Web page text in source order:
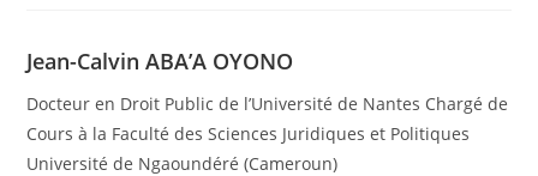
Jean-Calvin ABA’A OYONO
Docteur en Droit Public de l’Université de Nantes Chargé de
Cours à la Faculté des Sciences Juridiques et Politiques
Université de Ngaoundéré (Cameroun)